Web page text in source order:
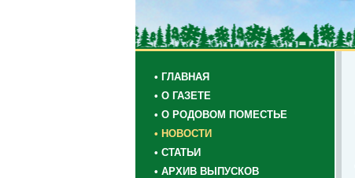
• ГЛАВНАЯ
• О ГАЗЕТЕ
• О РОДОВОМ ПОМЕСТЬЕ
• НОВОСТИ
• СТАТЬИ
• АРХИВ ВЫПУСКОВ